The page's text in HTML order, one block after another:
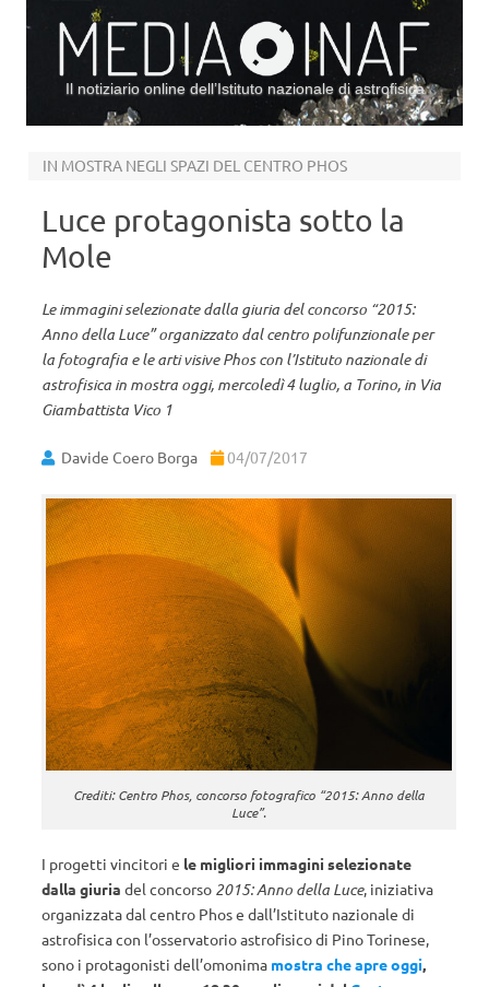
Il notiziario online dell’Istituto nazionale di astrofisica
IN MOSTRA NEGLI SPAZI DEL CENTRO PHOS
Luce protagonista sotto la
Mole
Le immagini selezionate dalla giuria del concorso “2015:
Anno della Luce” organizzato dal centro polifunzionale per
la fotografia e le arti visive Phos con l’Istituto nazionale di
astrofisica in mostra oggi, mercoledì 4 luglio, a Torino, in Via
Giambattista Vico 1
Davide Coero Borga 04/07/2017
Crediti: Centro Phos, concorso fotografico “2015: Anno della
Luce”.
I progetti vincitori e le migliori immagini selezionate
dalla giuria del concorso 2015: Anno della Luce, iniziativa
organizzata dal centro Phos e dall’Istituto nazionale di
astrofisica con l’osservatorio astrofisico di Pino Torinese,
sono i protagonisti dell’omonima mostra che apre oggi